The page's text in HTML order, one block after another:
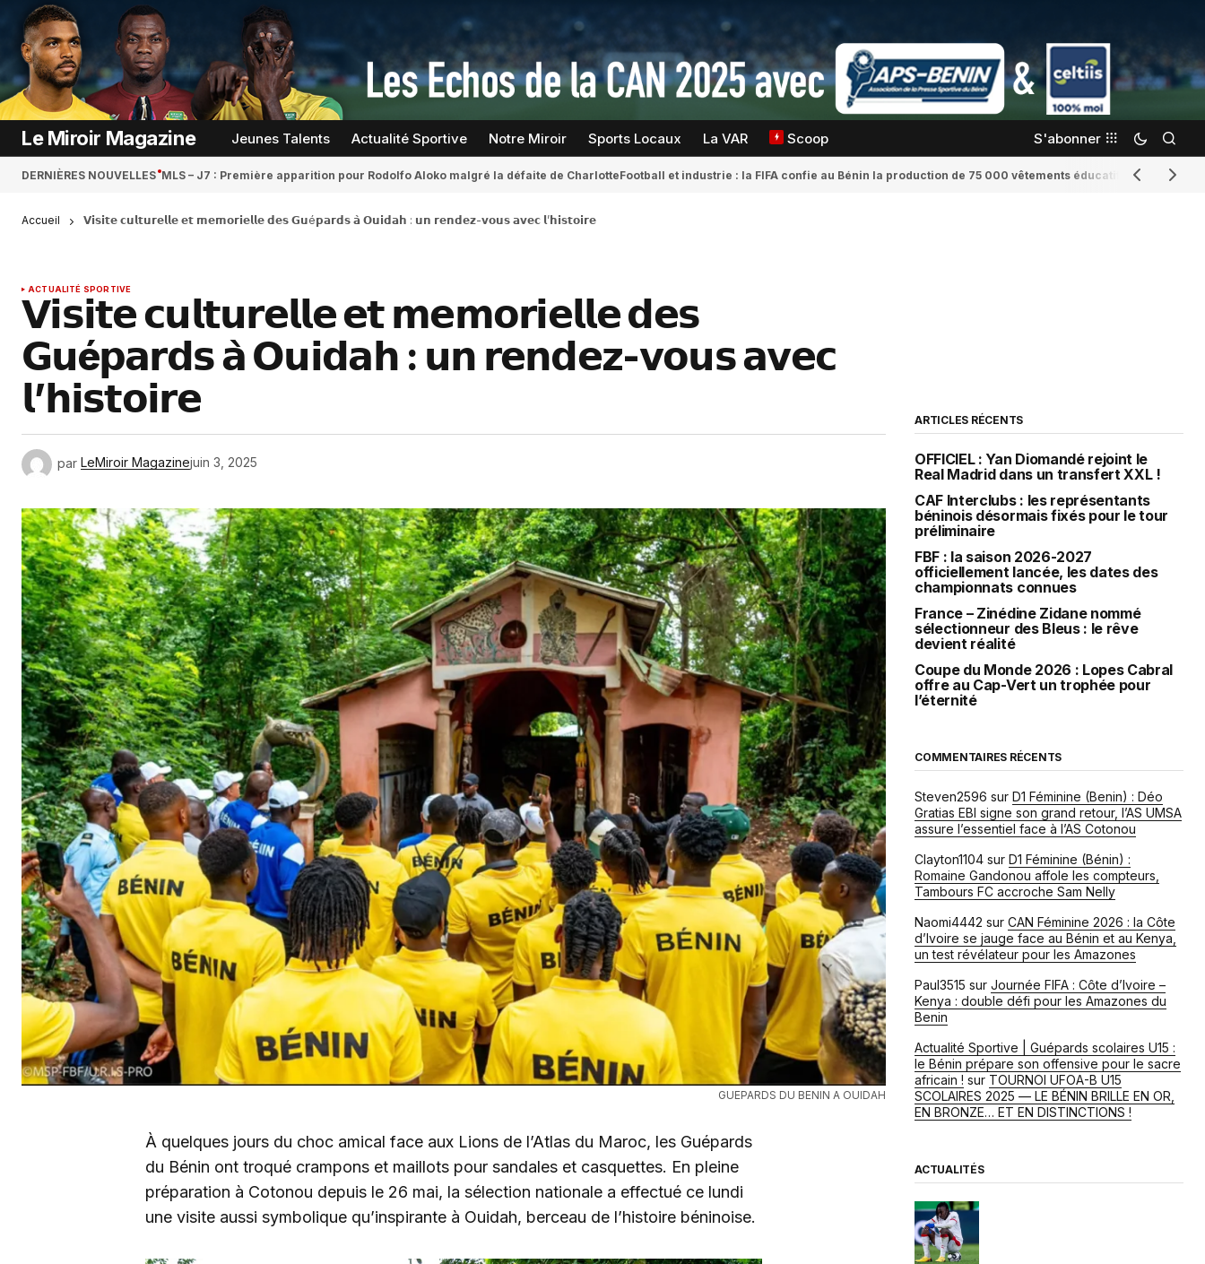
Le Miroir Magazine Jeunes Talents Actualité Sportive Notre Miroir Sports Locaux La VAR Scoop S'abonner
DERNIÈRES NOUVELLES MLS – J7 : Première apparition pour Rodolfo Aloko malgré la défaite de CharlotteFootball et industrie : la FIFA confie au Bénin la production de 75 000 vêtements éducatifs Romaine
Accueil 𝗩𝗶𝘀𝗶𝘁𝗲 𝗰𝘂𝗹𝘁𝘂𝗿𝗲𝗹𝗹𝗲 𝗲𝘁 𝗺𝗲𝗺𝗼𝗿𝗶𝗲𝗹𝗹𝗲 𝗱𝗲𝘀 𝗚𝘂é𝗽𝗮𝗿𝗱𝘀 𝗮̀ 𝗢𝘂𝗶𝗱𝗮𝗵 : 𝘂𝗻 𝗿𝗲𝗻𝗱𝗲𝘇-𝘃𝗼𝘂𝘀 𝗮𝘃𝗲𝗰 𝗹’𝗵𝗶𝘀𝘁𝗼𝗶𝗿𝗲
ACTUALITÉ SPORTIVE
𝗩𝗶𝘀𝗶𝘁𝗲 𝗰𝘂𝗹𝘁𝘂𝗿𝗲𝗹𝗹𝗲 𝗲𝘁 𝗺𝗲𝗺𝗼𝗿𝗶𝗲𝗹𝗹𝗲 𝗱𝗲𝘀
𝗚𝘂é𝗽𝗮𝗿𝗱𝘀 𝗮̀ 𝗢𝘂𝗶𝗱𝗮𝗵 : 𝘂𝗻 𝗿𝗲𝗻𝗱𝗲𝘇-𝘃𝗼𝘂𝘀 𝗮𝘃𝗲𝗰
𝗹’𝗵𝗶𝘀𝘁𝗼𝗶𝗿𝗲
par LeMiroir Magazinejuin 3, 2025
GUEPARDS DU BENIN A OUIDAH
À quelques jours du choc amical face aux Lions de l’Atlas du Maroc, les Guépards
du Bénin ont troqué crampons et maillots pour sandales et casquettes. En pleine
préparation à Cotonou depuis le 26 mai, la sélection nationale a effectué ce lundi
une visite aussi symbolique qu’inspirante à Ouidah, berceau de l’histoire béninoise.
ARTICLES RÉCENTS
OFFICIEL : Yan Diomandé rejoint le
Real Madrid dans un transfert XXL !
CAF Interclubs : les représentants
béninois désormais fixés pour le tour
préliminaire
FBF : la saison 2026-2027
officiellement lancée, les dates des
championnats connues
France – Zinédine Zidane nommé
sélectionneur des Bleus : le rêve
devient réalité
Coupe du Monde 2026 : Lopes Cabral
offre au Cap-Vert un trophée pour
l’éternité
COMMENTAIRES RÉCENTS
Steven2596 sur D1 Féminine (Benin) : Déo
Gratias EBI signe son grand retour, l’AS UMSA
assure l’essentiel face à l’AS Cotonou
Clayton1104 sur D1 Féminine (Bénin) :
Romaine Gandonou affole les compteurs,
Tambours FC accroche Sam Nelly
Naomi4442 sur CAN Féminine 2026 : la Côte
d’Ivoire se jauge face au Bénin et au Kenya,
un test révélateur pour les Amazones
Paul3515 sur Journée FIFA : Côte d’Ivoire –
Kenya : double défi pour les Amazones du
Benin
Actualité Sportive | Guépards scolaires U15 :
le Bénin prépare son offensive pour le sacre
africain ! sur TOURNOI UFOA-B U15
SCOLAIRES 2025 — LE BÉNIN BRILLE EN OR,
EN BRONZE… ET EN DISTINCTIONS !
ACTUALITÉS